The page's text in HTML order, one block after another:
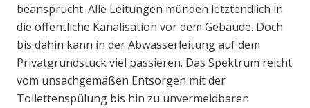
beansprucht. Alle Leitungen münden letztendlich in
die öffentliche Kanalisation vor dem Gebäude. Doch
bis dahin kann in der Abwasserleitung auf dem
Privatgrundstück viel passieren. Das Spektrum reicht
vom unsachgemäßen Entsorgen mit der
Toilettenspülung bis hin zu unvermeidbaren